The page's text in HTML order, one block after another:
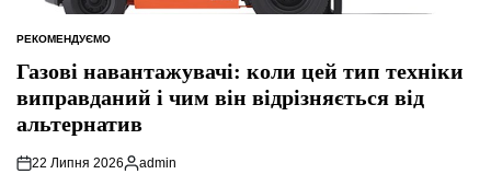
ОПУБЛІКУВАТИ
РЕКОМЕНДУЄМО
Газові навантажувачі: коли цей тип техніки
виправданий і чим він відрізняється від
альтернатив
22 Липня 2026
Опубліковано
admin